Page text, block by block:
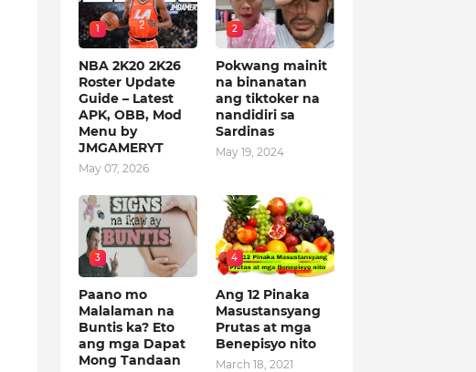
1
NBA 2K20 2K26
Roster Update
Guide – Latest
APK, OBB, Mod
Menu by
JMGAMERYT
May 07, 2026
2
Pokwang mainit
na binanatan
ang tiktoker na
nandidiri sa
Sardinas
May 19, 2024
3
Paano mo
Malalaman na
Buntis ka? Eto
ang mga Dapat
Mong Tandaan
4
Ang 12 Pinaka
Masustansyang
Prutas at mga
Benepisyo nito
March 18, 2021